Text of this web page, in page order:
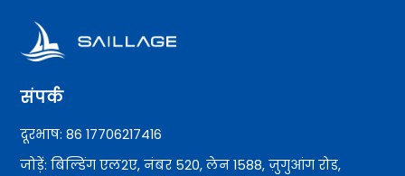
संपर्क
दूरभाष: 86 17706217416
जोड़ें: बिल्डिंग एल2ए, नंबर 520, लेन 1588, ज़ुगुआंग रोड,